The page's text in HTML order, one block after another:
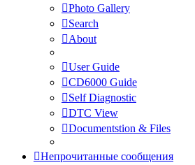
Photo Gallery
Search
About
User Guide
CD6000 Guide
Self Diagnostic
DTC View
Documentstion & Files
Непрочитанные сообщения